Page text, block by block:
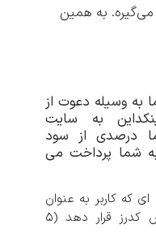
به همین
به وسیله دعوت از
به سایت
درصدی از سود
شما پرداخت می
ای که کاربر به عنوان
خریدار در سایت پارس کدرز قرار دهد (۵